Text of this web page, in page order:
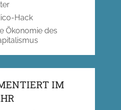
Hack
Ökonomie des
IM